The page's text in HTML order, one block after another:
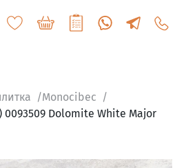
Monocibec
0093509 Dolomite White Major